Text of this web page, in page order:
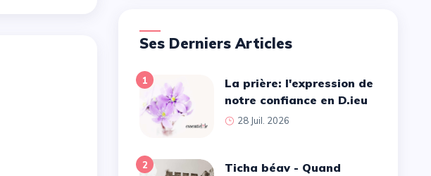
Ses Derniers Articles
1
La prière: l'expression de
notre confiance en D.ieu
28 Juil. 2026
2
Ticha béav - Quand